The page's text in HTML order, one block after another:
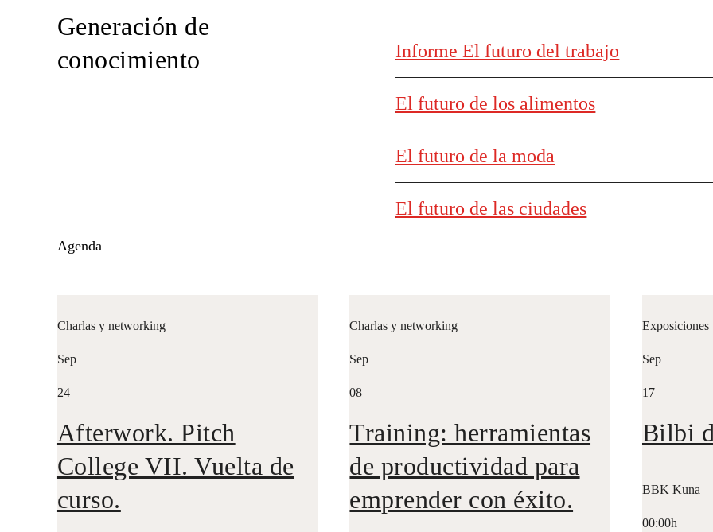
Generación de
conocimiento
Informe El futuro del trabajo
El futuro de los alimentos
El futuro de la moda
El futuro de las ciudades
Agenda
Charlas y networking
Sep
24
Afterwork. Pitch
College VII. Vuelta de
curso.
Charlas y networking
Sep
08
Training: herramientas
de productividad para
emprender con éxito.
Exposiciones
Sep
17
Bilbi
BBK Kuna
00:00h